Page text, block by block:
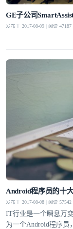
GE子公司
发布于 2017-08-09 | 阅读 47187
Android程序员的十
发布于 2017-08-08 | 阅读 57542
IT行业是一个瞬息万
为一个Android程序员
我已阅读
不了，谢谢